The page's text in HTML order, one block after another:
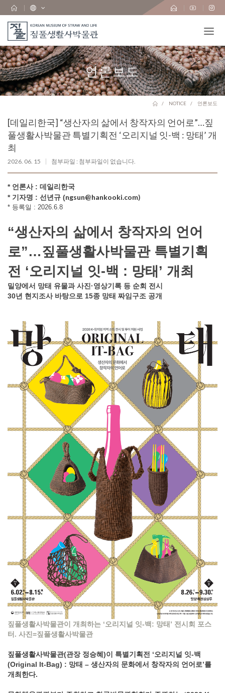
언론보도
NOTICE 언론보도
[데일리한국] “생산자의 삶에서 창작자의 언어로”…짚
풀생활사박물관 특별기획전 ‘오리지널 잇-백 : 망태’ 개
최
2026. 06. 15 첨부파일 : 첨부파일이 없습니다.
* 언론사 : 데일리한국
* 기자명 : 선년규 (ngsun@hankooki.com)
* 등록일 : 2026.6.8
“생산자의 삶에서 창작자의 언어
로”…짚풀생활사박물관 특별기획
전 ‘오리지널 잇-백 : 망태’ 개최
밀양에서 망태 유물과 사진·영상기록 등 순회 전시
30년 현지조사 바탕으로 15종 망태 짜임구조 공개
짚풀생활사박물관이 개최하는 ‘오리지널 잇-백: 망태’ 전시회 포스
터. 사진=짚풀생활사박물관
짚풀생활사박물관(관장 정승혜)이 특별기획전 ‘오리지널 잇-백
(Original It-Bag) : 망태 – 생산자의 문화에서 창작자의 언어로’를
개최한다.